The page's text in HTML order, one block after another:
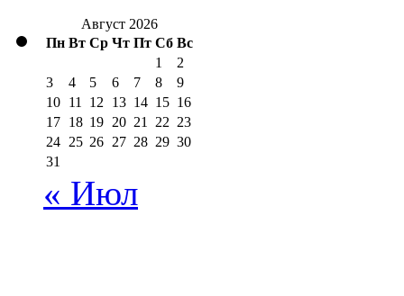
Август 2026
Пн Вт Ср Чт Пт Сб Вс
1
2
3
4 5 6 7 8
9
10 11 12 13 14 15 16
17 18 19 20 21 22 23
24 25 26 27 28 29 30
31
« Июл